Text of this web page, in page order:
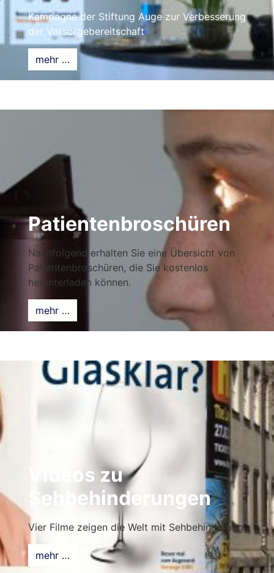
Kampagne der Stiftung Auge zur Verbesserung
der Vorsorgebereitschaft
mehr …
Patientenbroschüren
Nachfolgend erhalten Sie eine Übersicht von
Patientenbroschüren, die Sie kostenlos
herunterladen können.
mehr …
Videos zu
Sehbehinderungen
Vier Filme zeigen die Welt mit Sehbehinderung
mehr …